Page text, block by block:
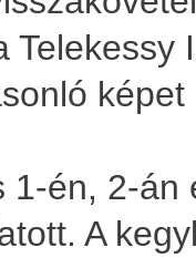
Telekessy
1-én, 2-án
A